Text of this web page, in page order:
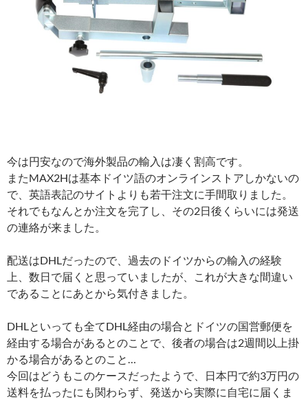
今は円安なので海外製品の輸入は凄く割高です。
またMAX2Hは基本ドイツ語のオンラインストアしかないの
で、英語表記のサイトよりも若干注文に手間取りました。
それでもなんとか注文を完了し、その2日後くらいには発送
の連絡が来ました。
配送はDHLだったので、過去のドイツからの輸入の経験
上、数日で届くと思っていましたが、これが大きな間違い
であることにあとから気付きました。
DHLといっても全てDHL経由の場合とドイツの国営郵便を
経由する場合があるとのことで、後者の場合は2週間以上掛
かる場合があるとのこと…
今回はどうもこのケースだったようで、日本円で約3万円の
送料を払ったにも関わらず、発送から実際に自宅に届くま